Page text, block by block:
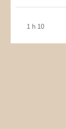
1 h 10